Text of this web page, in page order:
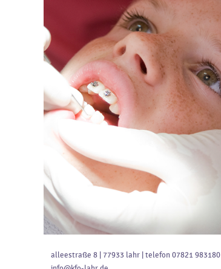
alleestraße 8 | 77933 lahr | telefon 07821 983180